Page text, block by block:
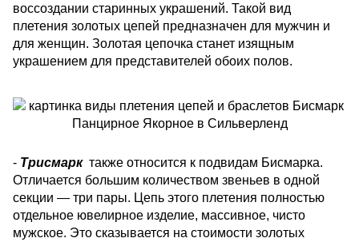
воссоздании старинных украшений. Такой вид
плетения золотых цепей предназначен для мужчин и
для женщин. Золотая цепочка станет изящным
украшением для представителей обоих полов.
- Трисмарктакже относится к подвидам Бисмарка.
Отличается большим количеством звеньев в одной
секции — три пары. Цепь этого плетения полностью
отдельное ювелирное изделие, массивное, чисто
мужское. Это сказывается на стоимости золотых